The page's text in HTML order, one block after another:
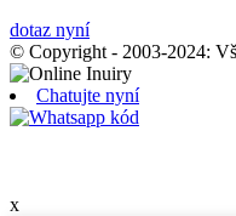
dotaz nyní
© Copyright - 2003-2024:
Chatujte nyní
x